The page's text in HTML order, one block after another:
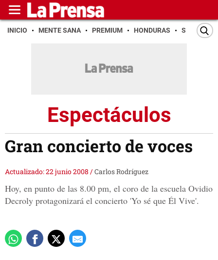
INICIO MENTE SANA PREMIUM HONDURAS SAN PEDRO
Espectáculos
Gran concierto de voces
Actualizado: 22 junio 2008 /Carlos Rodríguez
Hoy, en punto de las 8.00 pm, el coro de la escuela Ovidio
Decroly protagonizará el concierto 'Yo sé que Él Vive'.